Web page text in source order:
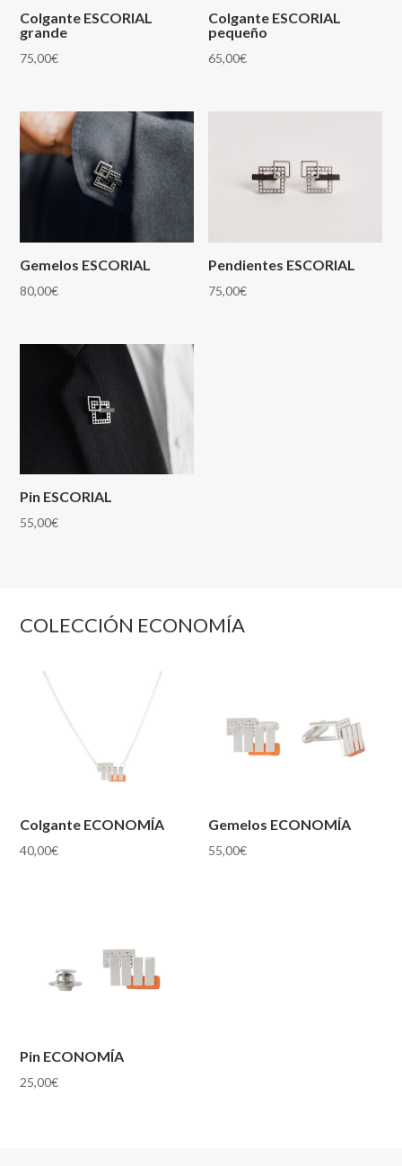
Colgante ESCORIAL
grande
75,00€
Colgante ESCORIAL
pequeño
65,00€
Gemelos ESCORIAL
80,00€
Pendientes ESCORIAL
75,00€
Pin ESCORIAL
55,00€
COLECCIÓN ECONOMÍA
Colgante ECONOMÍA
40,00€
Gemelos ECONOMÍA
55,00€
Pin ECONOMÍA
25,00€